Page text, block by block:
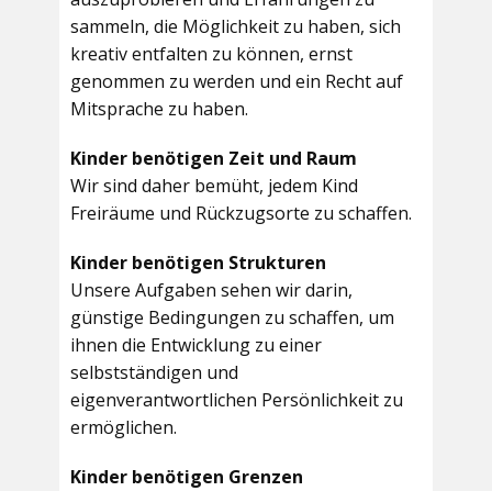
sammeln, die Möglichkeit zu haben, sich
kreativ entfalten zu können, ernst
genommen zu werden und ein Recht auf
Mitsprache zu haben.
Kinder benötigen Zeit und Raum
Wir sind daher bemüht, jedem Kind
Freiräume und Rückzugsorte zu schaffen.
Kinder benötigen Strukturen
Unsere Aufgaben sehen wir darin,
günstige Bedingungen zu schaffen, um
ihnen die Entwicklung zu einer
selbstständigen und
eigenverantwortlichen Persönlichkeit zu
ermöglichen.
Kinder benötigen Grenzen